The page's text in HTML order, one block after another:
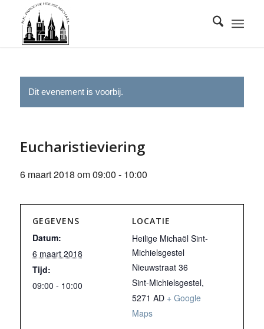
Dit evenement is voorbij.
Eucharistieviering
6 maart 2018 om 09:00 - 10:00
GEGEVENS
Datum:
6 maart 2018
Tijd:
09:00 - 10:00
LOCATIE
Heilige Michaël Sint-
Michielsgestel
Nieuwstraat 36
Sint-Michielsgestel,
5271 AD + Google
Maps